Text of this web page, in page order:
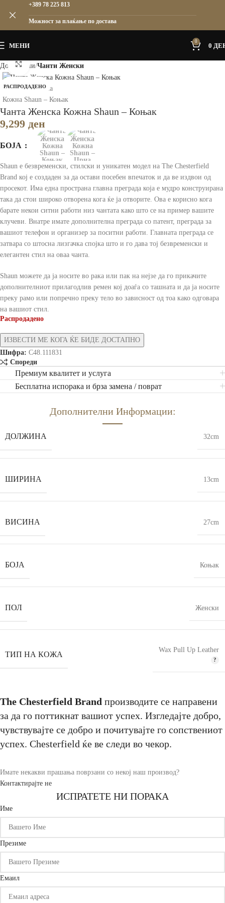
МЕНИ
0
0
Дома Жени Чанти Женски
РАСПРОДАДЕНО
Зголеми
Чанта Женска Кожна Shaun – Коњак
9,299 ден
БОЈА
Shaun е безвременски, стилски и уникатен модел на The Chesterfield
Brand кој е создаден за да остави посебен впечаток и да ве издвои од
просекот. Има една пространа главна преграда која е мудро конструирана
така да стои широко отворена кога ќе ја отворите. Ова е корисно кога
барате некои ситни работи низ чантата како што се на пример вашите
клучеви. Внатре имате дополнителна преграда со патент, преграда за
вашиот телефон и организер за поситни работи. Главната преграда се
затвара со штосна лизгачка спојка што и го дава тој безвременски и
елегантен стил на оваа чанта.
Shaun можете да ја носите во рака или пак на нејзе да го прикачите
дополнителниот прилагодлив ремен кој доаѓа со ташната и да ја носите
преку рамо или попречно преку тело во зависност од тоа како одговара
на вашиот стил.
Распродадено
Шифра: C48.111831
Спореди
Премиум квалитет и услуга
Бесплатна испорака и брза замена / поврат
Дополнителни Информации:
ДОЛЖИНА 32cm
ШИРИНА 13cm
ВИСИНА 27cm
БОЈА Коњак
ПОЛ Женски
ТИП НА КОЖА Wax Pull Up Leather
The Chesterfield Brand производите се направени
за да го поттикнат вашиот успех. Изгледајте добро,
чувствувајте се добро и почитувајте го сопствениот
успех. Chesterfield ќе ве следи во чекор.
Имате некакви прашања поврзани со некој наш производ?
Контактирајте не
ИСПРАТЕТЕ НИ ПОРАКА
Име
Презиме
Емаил
+389 78 225 813
Можност за плаќање по достава